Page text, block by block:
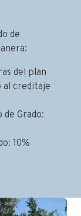
de
del plan
al creditaje
Grado:
10%